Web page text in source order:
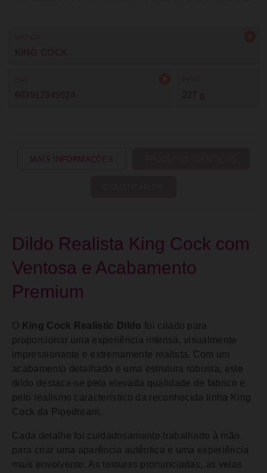
KING COCK
603912349924 227 g
MAIS INFORMAÇÕES
Dildo Realista King Cock com
Ventosa e Acabamento
Premium
O King Cock Realistic Dildo foi criado para
proporcionar uma experiência intensa, visualmente
impressionante e extremamente realista. Com um
acabamento detalhado e uma estrutura robusta, este
dildo destaca-se pela elevada qualidade de fabrico e
pelo realismo característico da reconhecida linha King
Cock da Pipedream.
Cada detalhe foi cuidadosamente trabalhado à mão
para criar uma aparência autêntica e uma experiência
mais envolvente. As texturas pronunciadas, as veias